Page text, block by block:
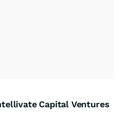
Capital Ventures